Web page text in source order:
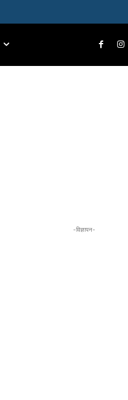
-विज्ञापन-